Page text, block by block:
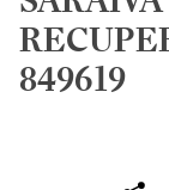
849619